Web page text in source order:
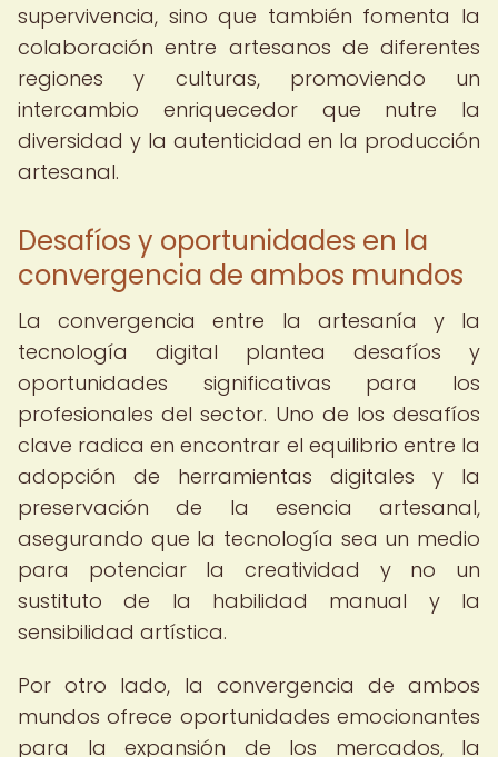
supervivencia, sino que también fomenta la
colaboración entre artesanos de diferentes
regiones y culturas, promoviendo un
intercambio enriquecedor que nutre la
diversidad y la autenticidad en la producción
artesanal.
Desafíos y oportunidades en la
convergencia de ambos mundos
La convergencia entre la artesanía y la
tecnología digital plantea desafíos y
oportunidades significativas para los
profesionales del sector. Uno de los desafíos
clave radica en encontrar el equilibrio entre la
adopción de herramientas digitales y la
preservación de la esencia artesanal,
asegurando que la tecnología sea un medio
para potenciar la creatividad y no un
sustituto de la habilidad manual y la
sensibilidad artística.
Por otro lado, la convergencia de ambos
mundos ofrece oportunidades emocionantes
para la expansión de los mercados, la